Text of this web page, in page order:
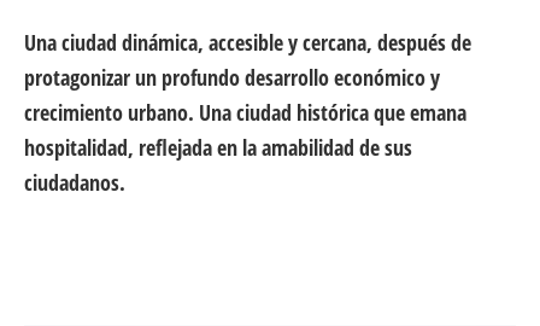
Una ciudad dinámica, accesible y cercana, después de
protagonizar un profundo desarrollo económico y
crecimiento urbano. Una ciudad histórica que emana
hospitalidad, reflejada en la amabilidad de sus
ciudadanos.